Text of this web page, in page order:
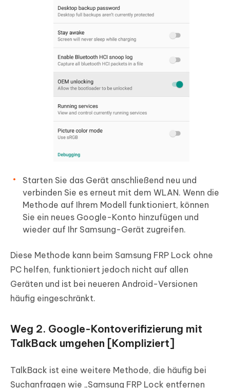
Starten Sie das Gerät anschließend neu und
verbinden Sie es erneut mit dem WLAN. Wenn die
Methode auf Ihrem Modell funktioniert, können
Sie ein neues Google-Konto hinzufügen und
wieder auf Ihr Samsung-Gerät zugreifen.
Diese Methode kann beim Samsung FRP Lock ohne
PC helfen, funktioniert jedoch nicht auf allen
Geräten und ist bei neueren Android-Versionen
häufig eingeschränkt.
Weg 2. Google-Kontoverifizierung mit
TalkBack umgehen [Kompliziert]
TalkBack ist eine weitere Methode, die häufig bei
Suchanfragen wie „Samsung FRP Lock entfernen